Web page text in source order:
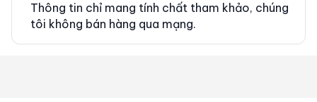
Thông tin chỉ mang tính chất tham khảo, chúng
tôi không bán hàng qua mạng.